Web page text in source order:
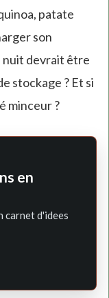
patate
son
nuit devrait être
stockage ? Et si
minceur ?
en
carnet d'idees